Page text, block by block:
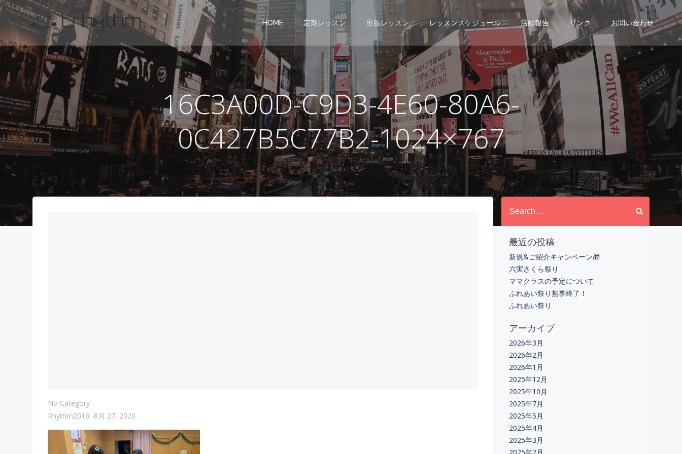
コ
テ
ン
ス
キ
ッ
HOME 定期レッスン 出張レッスン レッスンスケジュール 活動報告 リンク お問い合わせ
16C3A00D-C9D3-4E60-80A6-
0C427B5C77B2-1024×767
No Category
Rhythm2018 -8月 27, 2020
Search
for:
最近の投稿
新規&ご紹介キャンペーン🎁
六実さくら祭り
ママクラスの予定について
ふれあい祭り無事終了！
ふれあい祭り
アーカイブ
2026年3月
2026年2月
2026年1月
2025年12月
2025年10月
2025年7月
2025年5月
2025年4月
2025年3月